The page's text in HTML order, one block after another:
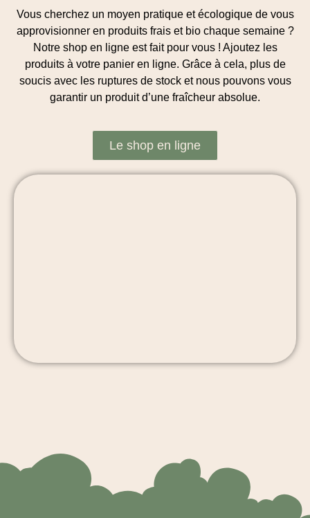
Vous cherchez un moyen pratique et écologique de vous
approvisionner en produits frais et bio chaque semaine ?
Notre shop en ligne est fait pour vous ! Ajoutez les
produits à votre panier en ligne. Grâce à cela, plus de
soucis avec les ruptures de stock et nous pouvons vous
garantir un produit d’une fraîcheur absolue.
Le shop en ligne